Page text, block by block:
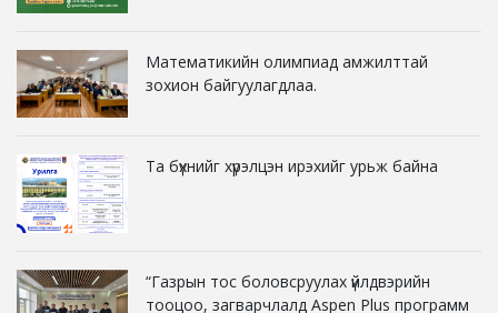
Математикийн олимпиад амжилттай
зохион байгуулагдлаа.
Та бүхнийг хүрэлцэн ирэхийг урьж байна
“Газрын тос боловсруулах үйлдвэрийн
тооцоо, загварчлалд Aspen Plus программ